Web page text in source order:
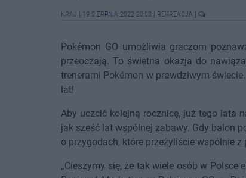
KRAJ 19 SIERPNIA 2022 20:03 REKREACJA
Pokémon GO umożliwia graczom
przeoczają. To świetna okazja do
trenerami Pokémon w prawdziwym
lat!
Aby uczcić kolejną rocznicę, już tego lata
jak sześć lat wspólnej zabawy. Gdy balon
o przygodach, które przeżyliście wspólnie z
„Cieszymy się, że tak wiele osób w